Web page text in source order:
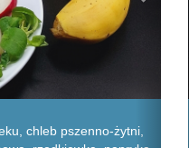
chleb pszenno-żytni,